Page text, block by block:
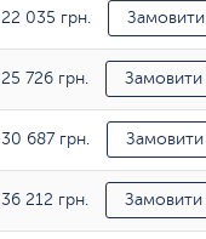
22 035 грн. Замовити
25 726 грн. Замовити
30 687 грн. Замовити
36 212 грн. Замовити